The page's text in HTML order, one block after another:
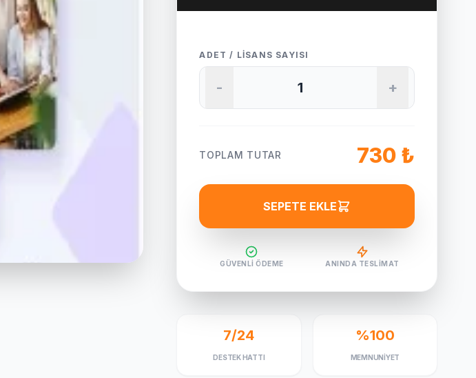
ADET / LISANS SAYISI
- +
TOPLAM TUTAR 730 ₺
SEPETE EKLE
GÜVENLI ÖDEME ANINDA TESLIMAT
7/24
DESTEK HATTI
%100
MEMNUNIYET